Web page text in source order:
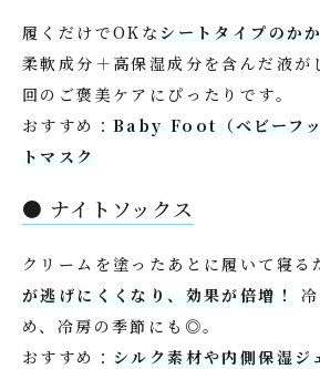
履くだけでOKな シートタイプのか
柔軟成分＋高保湿成分を含んだ液が
回のご褒美ケアにぴったりです。
おすすめ： Baby Foot（ベビーフッ
トマスク
● ナイトソックス
クリームを塗ったあとに履いて寝る
が逃げにくくなり、効果が倍増！
め、冷房の季節にも◎。
おすすめ： シルク素材や内側保湿ジ